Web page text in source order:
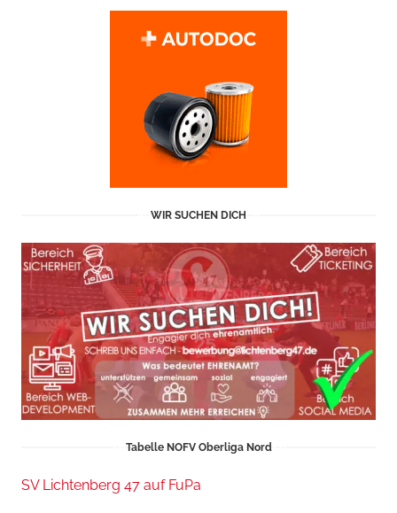
WIR SUCHEN DICH
Tabelle NOFV Oberliga Nord
SV Lichtenberg 47 auf FuPa